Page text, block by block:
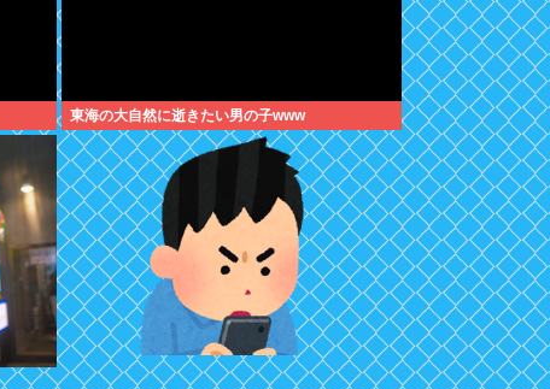
東海の大自然に逝きたい男の子www